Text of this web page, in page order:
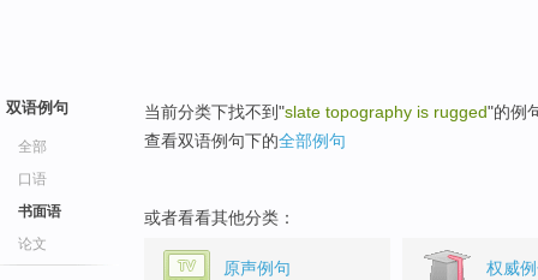
双语例句
全部
口语
书面语
论文
当前分类下找不到"slate topography is rugged"的例
查看双语例句下的全部例句
或者看看其他分类：
原声例句 权威